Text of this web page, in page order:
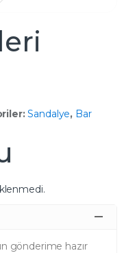
Sandalye, Bar
gönderime hazır